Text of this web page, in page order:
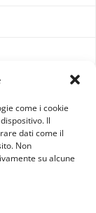
come i cookie
Il
dati come il
Non
su alcune